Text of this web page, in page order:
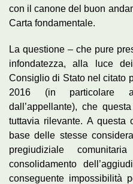
con il canone del buon
Carta fondamentale.
La questione – che pure
infondatezza, alla luce
Consiglio di Stato nel citato
2016 (in particolare
dall’appellante), che
tuttavia rilevante. A questa
base delle stesse
pregiudiziale
consolidamento
conseguente impossibilità